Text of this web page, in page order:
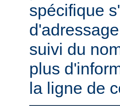
spécifique
suivi du
plus
la ligne de